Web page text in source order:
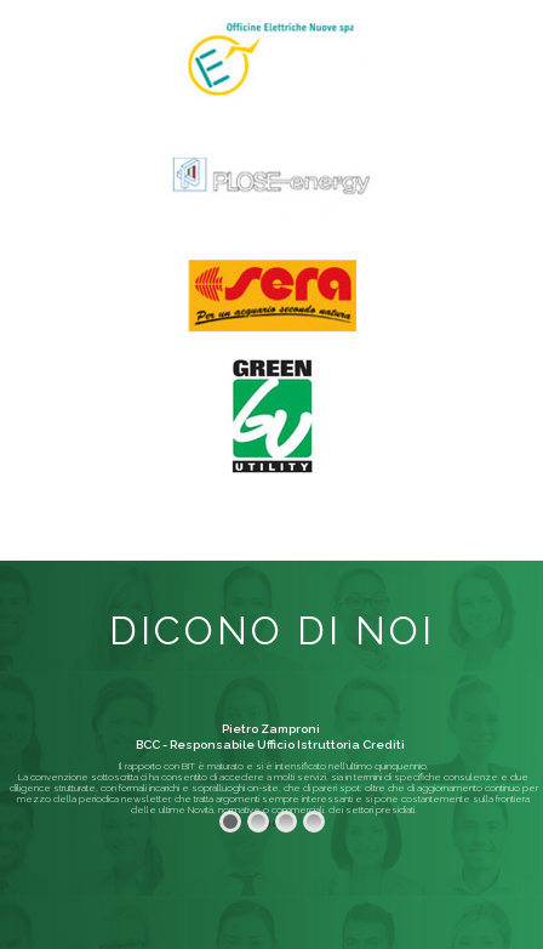
DICONO DI NOI
Il rapporto con BIT è maturato e si è intensificato nell'ultimo quinquennio.
La convenzione sottoscritta ci ha consentito di accedere a molti servizi, sia in termini di specifiche consulenze e due
diligence strutturate, con formali incarichi e sopralluoghi on-site, che di pareri spot; oltre che di aggiornamento continuo per
mezzo della periodica newsletter, che tratta argomenti sempre interessanti e si pone costantemente sulla frontiera
delle ultime Novità, normative o commerciali, dei settori presidiati.
Pietro Zamproni
BCC - Responsabile Ufficio Istruttoria Crediti
Leggi di più